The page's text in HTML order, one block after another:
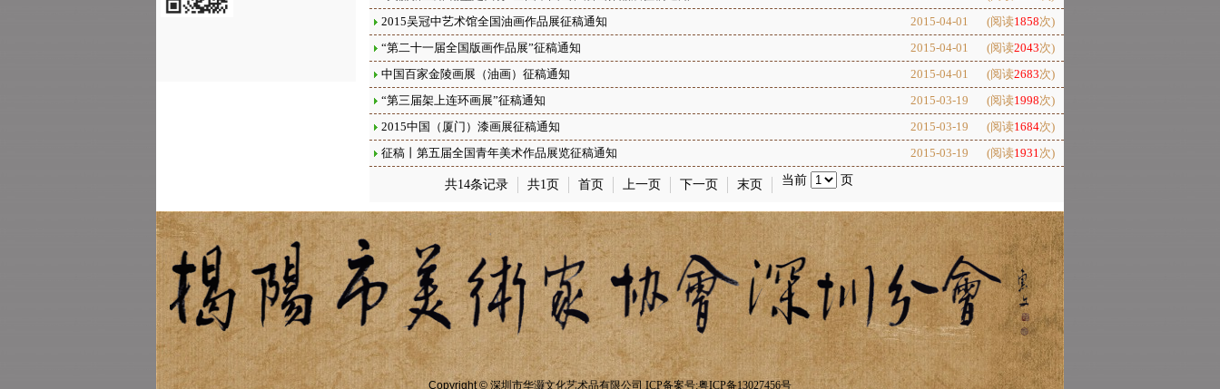
2015吴冠中艺术馆全国油画作品展征稿通知
(阅读1858次)
2015-04-01
“第二十一届全国版画作品展”征稿通知
(阅读2043次)
2015-04-01
中国百家金陵画展（油画）征稿通知
(阅读2683次)
2015-04-01
“第三届架上连环画展”征稿通知
(阅读1998次)
2015-03-19
2015中国（厦门）漆画展征稿通知
(阅读1684次)
2015-03-19
征稿丨第五届全国青年美术作品展览征稿通知
(阅读1931次)
2015-03-19
共14条记录 共1页 首页 上一页 下一页 末页 当前 页
Copyright © 深圳市华灏文化艺术品有限公司 ICP备案号:粤ICP备13027456号